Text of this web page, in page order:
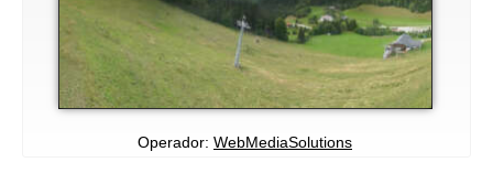
Operador: WebMediaSolutions